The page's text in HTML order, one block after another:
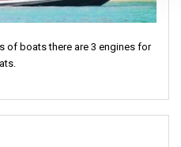
い。サラダンピアはあなたの
ンドの旅行者に温かい雰囲気
of boats there are 3 engines for